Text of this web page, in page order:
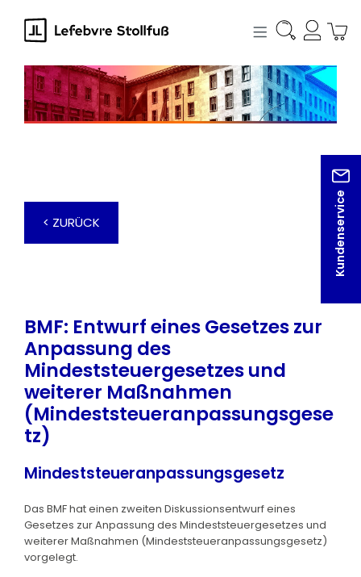
springen
Kundenservice
< ZURÜCK
BMF: Entwurf eines Gesetzes zur
Anpassung des
Mindeststeuergesetzes und
weiterer Maßnahmen
(Mindeststeueranpassungsgese
tz)
Mindeststeueranpassungsgesetz
Das BMF hat einen zweiten Diskussionsentwurf eines
Gesetzes zur Anpassung des Mindeststeuergesetzes und
weiterer Maßnahmen (Mindeststeueranpassungsgesetz)
vorgelegt.